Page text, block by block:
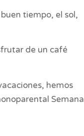
tiempo, el sol,
de un café
hemos
Semana